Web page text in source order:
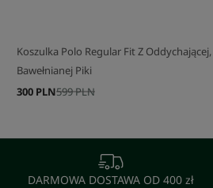
Koszulka Polo Regular Fit Z Oddychającej,
Bawełnianej Piki
599 PLN
300 PLN
DARMOWA DOSTAWA OD 400 zł